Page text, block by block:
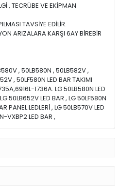
, TECRÜBE VE EKİPMAN
TAVSİYE EDİLİR.
ARIZALARA KARŞI 6AY BİREBİR
, 50LB580N , 50LB582V ,
, 50LF580N LED BAR TAKIMI
1736A. LG 50LB580N LED
50LB652V LED BAR , LG 50LF580N
PANEL LEDLERİ , LG 50LB570V LED
VXBP2 LED BAR ,